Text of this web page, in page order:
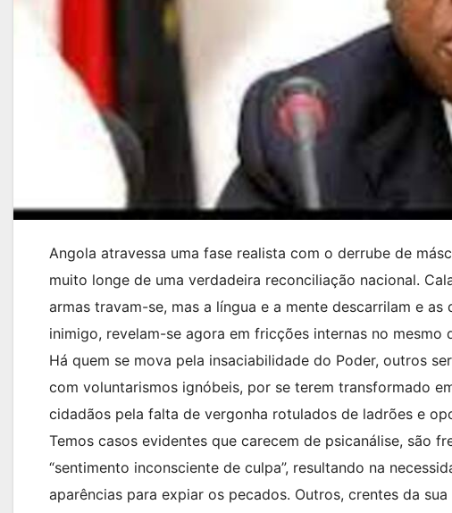
Angola atravessa uma fase realista com o derrube de
muito longe de uma verdadeira reconciliação nacional.
armas travam-se, mas a língua e a mente descarrilam e
inimigo, revelam-se agora em fricções internas no mesmo
Há quem se mova pela insaciabilidade do Poder, outros
com voluntarismos ignóbeis, por se terem transformado
cidadãos pela falta de vergonha rotulados de ladrões e
Temos casos evidentes que carecem de psicanálise, são
“sentimento inconsciente de culpa”, resultando na
aparências para expiar os pecados. Outros, crentes da